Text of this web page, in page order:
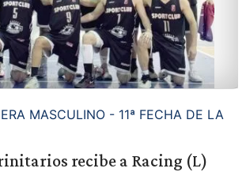
MASCULINO - 11ª FECHA DE LA
recibe a Racing (L)